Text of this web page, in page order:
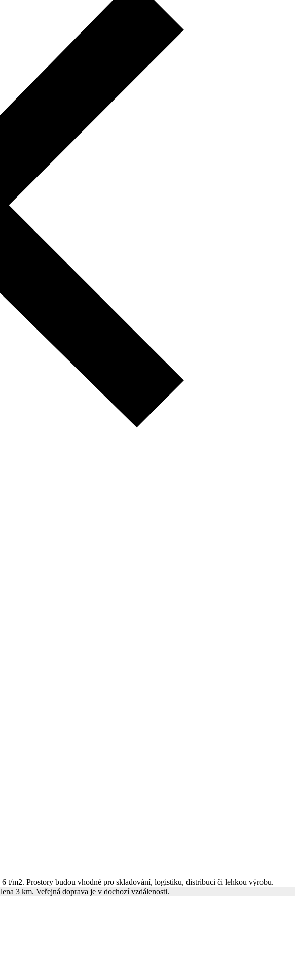
t/m2. Prostory budou vhodné pro skladování, logistiku, distribuci či lehkou výrobu.
3 km. Veřejná doprava je v dochozí vzdálenosti.